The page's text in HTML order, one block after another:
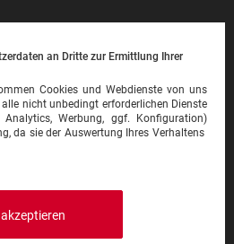
an Dritte zur Ermittlung Ihrer
Cookies und Webdienste von uns
nicht unbedingt erforderlichen Dienste
Werbung, ggf. Konfiguration)
da sie der Auswertung Ihres Verhaltens
akzeptieren